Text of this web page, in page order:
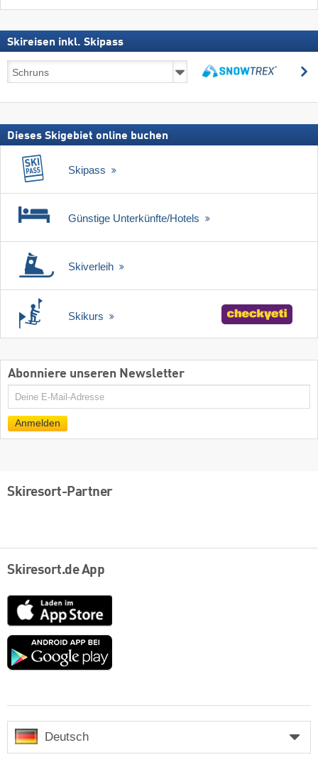
Skireisen inkl. Skipass
Skireisen
inkl.
Dieses Skigebiet online buchen
Skipass
Günstige Unterkünfte/Hotels
Skiverleih
Skikurs
Abonniere unseren Newsletter
E-
Mail
Anmelden
Skiresort-Partner
Skiresort.de App
App
Store
Google
Deutsch